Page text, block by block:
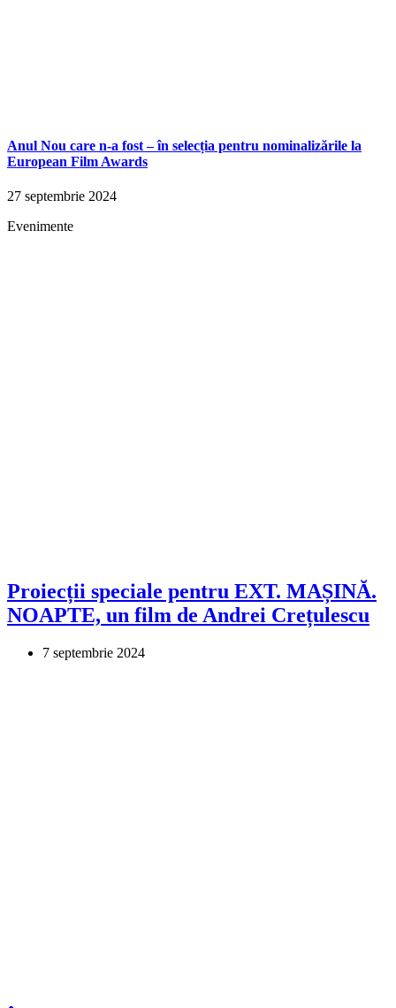
Anul Nou care n-a fost – în selecția pentru nominalizările la
European Film Awards
27 septembrie 2024
Evenimente
Proiecții speciale pentru EXT. MAȘINĂ.
NOAPTE, un film de Andrei Crețulescu
7 septembrie 2024